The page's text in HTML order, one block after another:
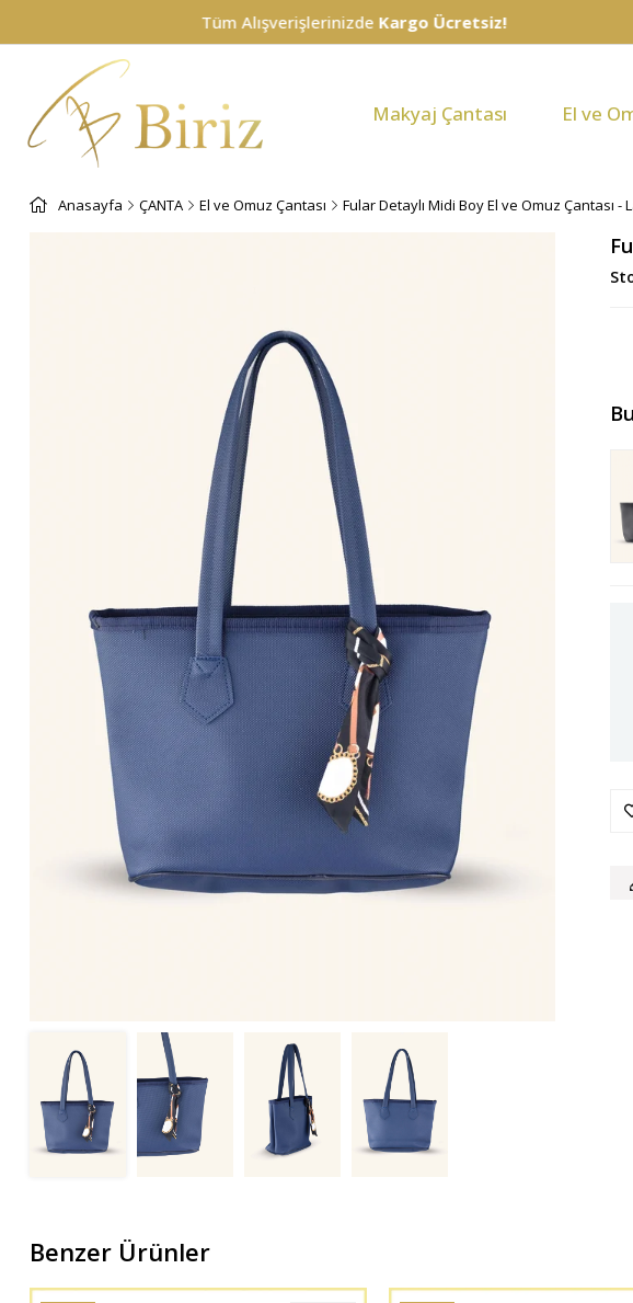
Makyaj Çantası El ve
Anasayfa ÇANTA El ve Omuz Çantası Fular Detaylı Midi Boy El ve Omuz Çantası -
Benzer Ürünler
Tüm AlışverişlerinizdeKargo Ücretsiz!